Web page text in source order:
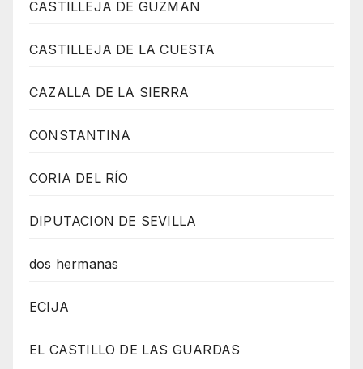
CASTILLEJA DE GUZMAN
CASTILLEJA DE LA CUESTA
CAZALLA DE LA SIERRA
CONSTANTINA
CORIA DEL RÍO
DIPUTACION DE SEVILLA
dos hermanas
ECIJA
EL CASTILLO DE LAS GUARDAS